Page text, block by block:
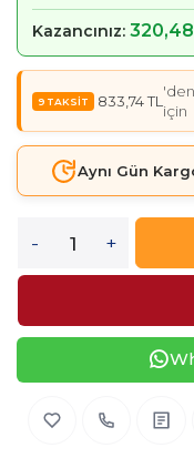
Kazancınız:
833,74 TL
için
Aynı Gün
- +